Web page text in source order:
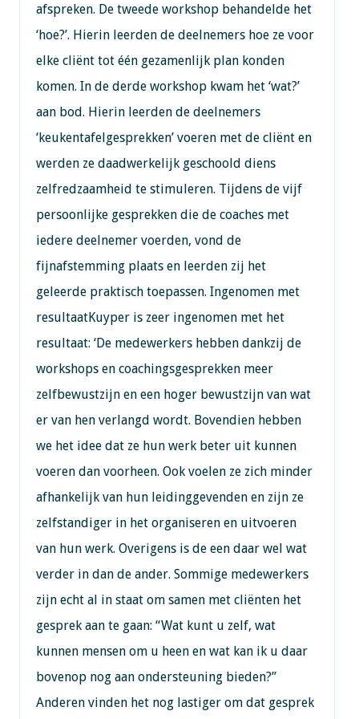
afspreken. De tweede workshop behandelde het
‘hoe?’. Hierin leerden de deelnemers hoe ze voor
elke cliënt tot één gezamenlijk plan konden
komen. In de derde workshop kwam het ‘wat?’
aan bod. Hierin leerden de deelnemers
‘keukentafelgesprekken’ voeren met de cliënt en
werden ze daadwerkelijk geschoold diens
zelfredzaamheid te stimuleren. Tijdens de vijf
persoonlijke gesprekken die de coaches met
iedere deelnemer voerden, vond de
fijnafstemming plaats en leerden zij het
geleerde praktisch toepassen. Ingenomen met
resultaatKuyper is zeer ingenomen met het
resultaat: ‘De medewerkers hebben dankzij de
workshops en coachingsgesprekken meer
zelfbewustzijn en een hoger bewustzijn van wat
er van hen verlangd wordt. Bovendien hebben
we het idee dat ze hun werk beter uit kunnen
voeren dan voorheen. Ook voelen ze zich minder
afhankelijk van hun leidinggevenden en zijn ze
zelfstandiger in het organiseren en uitvoeren
van hun werk. Overigens is de een daar wel wat
verder in dan de ander. Sommige medewerkers
zijn echt al in staat om samen met cliënten het
gesprek aan te gaan: “Wat kunt u zelf, wat
kunnen mensen om u heen en wat kan ik u daar
bovenop nog aan ondersteuning bieden?”
Anderen vinden het nog lastiger om dat gesprek